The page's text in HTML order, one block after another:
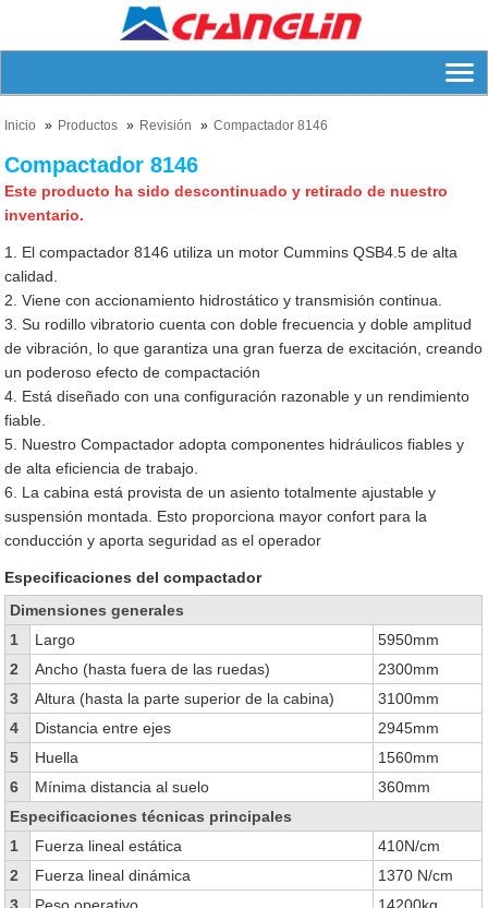
Inicio Productos Revisión Compactador 8146
Compactador 8146
Este producto ha sido descontinuado y retirado de nuestro
inventario.
1. El compactador 8146 utiliza un motor Cummins QSB4.5 de alta
calidad.
2. Viene con accionamiento hidrostático y transmisión continua.
3. Su rodillo vibratorio cuenta con doble frecuencia y doble amplitud
de vibración, lo que garantiza una gran fuerza de excitación, creando
un poderoso efecto de compactación
4. Está diseñado con una configuración razonable y un rendimiento
fiable.
5. Nuestro Compactador adopta componentes hidráulicos fiables y
de alta eficiencia de trabajo.
6. La cabina está provista de un asiento totalmente ajustable y
suspensión montada. Esto proporciona mayor confort para la
conducción y aporta seguridad as el operador
Especificaciones del compactador
Dimensiones generales
1
Largo
5950mm
2
Ancho (hasta fuera de las ruedas)
2300mm
3
Altura (hasta la parte superior de la cabina)
3100mm
4
Distancia entre ejes
2945mm
5
Huella
1560mm
6
Mínima distancia al suelo
360mm
Especificaciones técnicas principales
1
Fuerza lineal estática
410N/cm
2
Fuerza lineal dinámica
1370 N/cm